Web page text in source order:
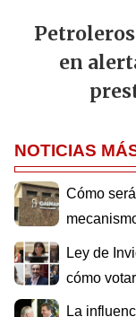
en
NOTICIAS
Cómo
Ley de
cómo
La